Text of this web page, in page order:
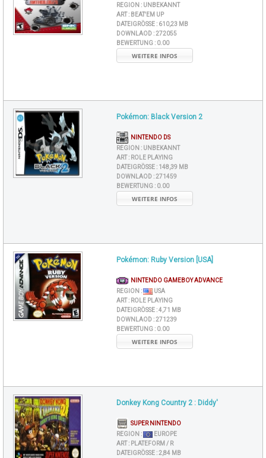
REGION : UNBEKANNT
ART : BEAT'EM UP
DATEIGRÖSSE : 610,23 MB
DOWNLAOD :272055
BEWERTUNG : 0.00
WEITERE INFOS
Pokémon: Black Version 2
NINTENDO DS
REGION : UNBEKANNT
ART : ROLE PLAYING
DATEIGRÖSSE : 148,39 MB
DOWNLAOD :271459
BEWERTUNG : 0.00
WEITERE INFOS
Pokémon: Ruby Version [USA]
NINTENDO GAMEBOY ADVANCE
REGION :
USA
ART : ROLE PLAYING
DATEIGRÖSSE : 4,71 MB
DOWNLAOD :271239
BEWERTUNG : 0.00
WEITERE INFOS
Donkey Kong Country 2 : Diddy'
SUPER NINTENDO
REGION :
EUROPE
ART : PLATEFORM / R
DATEIGRÖSSE : 2,84 MB